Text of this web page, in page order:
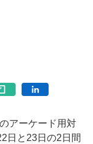
アーケード用対
日と23日の2日間